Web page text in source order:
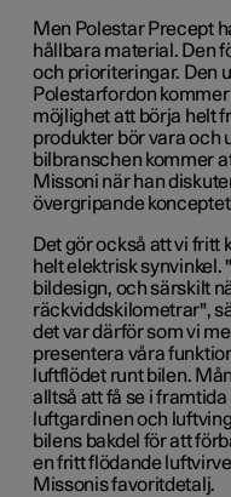
Men Polestar Precept
hållbara material. Den
och prioriteringar. Den
Polestarfordon
möjlighet att börja helt
produkter bör vara och
bilbranschen kommer
Missoni när han
övergripande
Det gör också att vi fritt
helt elektrisk synvinkel.
bildesign, och särskilt
räckviddskilometrar",
det var därför som vi
presentera våra
luftflödet runt bilen.
alltså att få se i
luftgardinen och
bilens bakdel för att
en fritt flödande
Missonis favoritdetalj.